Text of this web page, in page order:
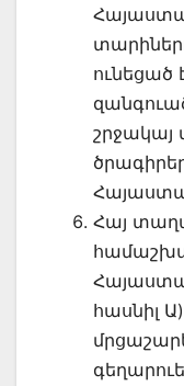
ունեցած
շրջակայ
Հայ
հասնիլ